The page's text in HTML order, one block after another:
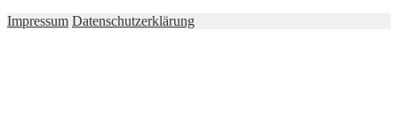
Impressum Datenschutzerklärung